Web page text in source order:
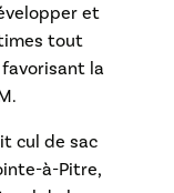
et
tout
la
cul de sac
à-Pitre,